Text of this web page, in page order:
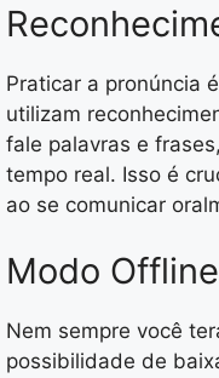
Praticar a pronúncia
utilizam
fale palavras e
tempo real. Isso é
ao se comunicar
Modo Offline
Nem sempre você
possibilidade de